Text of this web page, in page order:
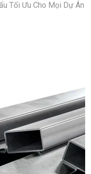
Tối Ưu Cho Mọi Dự Án